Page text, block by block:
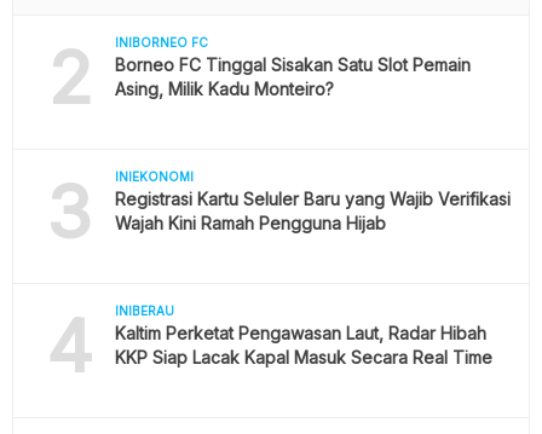
2 INIBORNEO FC
Borneo FC Tinggal Sisakan Satu Slot Pemain
Asing, Milik Kadu Monteiro?
3 INIEKONOMI
Registrasi Kartu Seluler Baru yang Wajib Verifikasi
Wajah Kini Ramah Pengguna Hijab
4 INIBERAU
Kaltim Perketat Pengawasan Laut, Radar Hibah
KKP Siap Lacak Kapal Masuk Secara Real Time